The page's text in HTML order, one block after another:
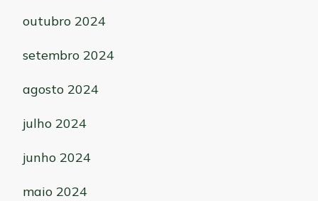
outubro 2024
setembro 2024
agosto 2024
julho 2024
junho 2024
maio 2024